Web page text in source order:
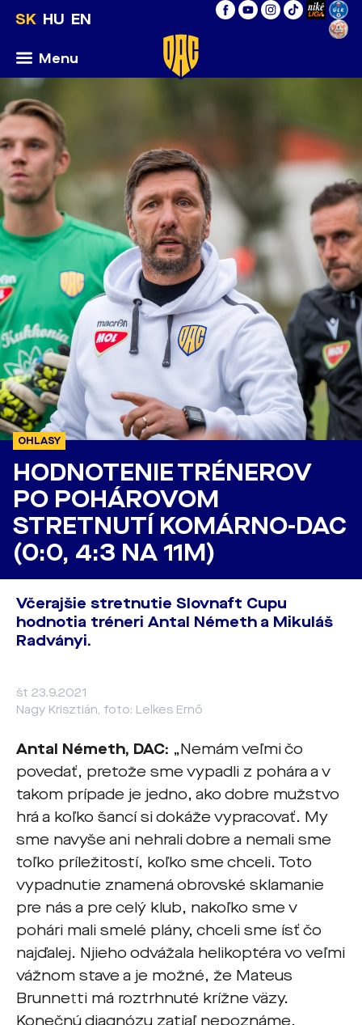
SK HU EN
Menu
OHLASY
HODNOTENIE TRÉNEROV
PO POHÁROVOM
STRETNUTÍ KOMÁRNO-DAC
(0:0, 4:3 NA 11M)
Včerajšie stretnutie Slovnaft Cupu
hodnotia tréneri Antal Németh a Mikuláš
Radványi.
št 23.9.2021
Nagy Krisztián, foto: Lelkes Ernő
Antal Németh, DAC: „Nemám veľmi čo
povedať, pretože sme vypadli z pohára a v
takom prípade je jedno, ako dobre mužstvo
hrá a koľko šancí si dokáže vypracovať. My
sme navyše ani nehrali dobre a nemali sme
toľko príležitostí, koľko sme chceli. Toto
vypadnutie znamená obrovské sklamanie
pre nás a pre celý klub, nakoľko sme v
pohári mali smelé plány, chceli sme ísť čo
najďalej. Njieho odvážala helikoptéra vo veľmi
vážnom stave a je možné, že Mateus
Brunnetti má roztrhnuté krížne väzy.
Konečnú diagnózu zatiaľ nepoznáme,